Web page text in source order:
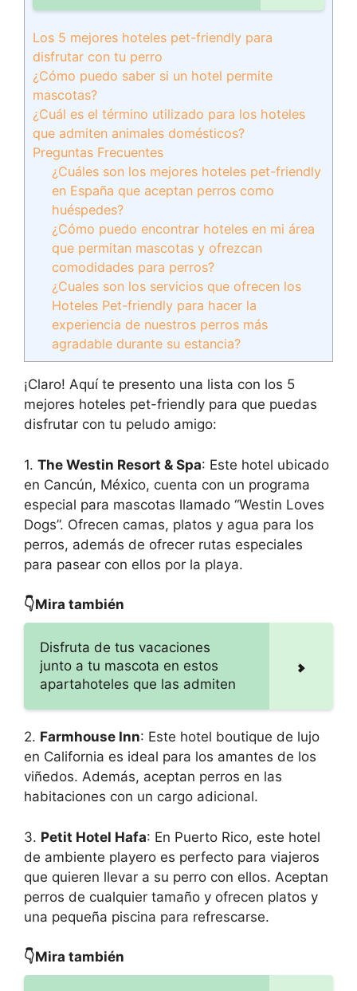
Los 5 mejores hoteles pet-friendly para
disfrutar con tu perro
¿Cómo puedo saber si un hotel permite
mascotas?
¿Cuál es el término utilizado para los hoteles
que admiten animales domésticos?
Preguntas Frecuentes
¿Cuáles son los mejores hoteles pet-friendly
en España que aceptan perros como
huéspedes?
¿Cómo puedo encontrar hoteles en mi área
que permitan mascotas y ofrezcan
comodidades para perros?
¿Cuales son los servicios que ofrecen los
Hoteles Pet-friendly para hacer la
experiencia de nuestros perros más
agradable durante su estancia?
¡Claro! Aquí te presento una lista con los 5
mejores hoteles pet-friendly para que puedas
disfrutar con tu peludo amigo:
1. The Westin Resort & Spa: Este hotel ubicado
en Cancún, México, cuenta con un programa
especial para mascotas llamado “Westin Loves
Dogs”. Ofrecen camas, platos y agua para los
perros, además de ofrecer rutas especiales
para pasear con ellos por la playa.
👇Mira también
Disfruta de tus vacaciones
junto a tu mascota en estos
apartahoteles que las admiten
2. Farmhouse Inn: Este hotel boutique de lujo
en California es ideal para los amantes de los
viñedos. Además, aceptan perros en las
habitaciones con un cargo adicional.
3. Petit Hotel Hafa: En Puerto Rico, este hotel
de ambiente playero es perfecto para viajeros
que quieren llevar a su perro con ellos. Aceptan
perros de cualquier tamaño y ofrecen platos y
una pequeña piscina para refrescarse.
👇Mira también